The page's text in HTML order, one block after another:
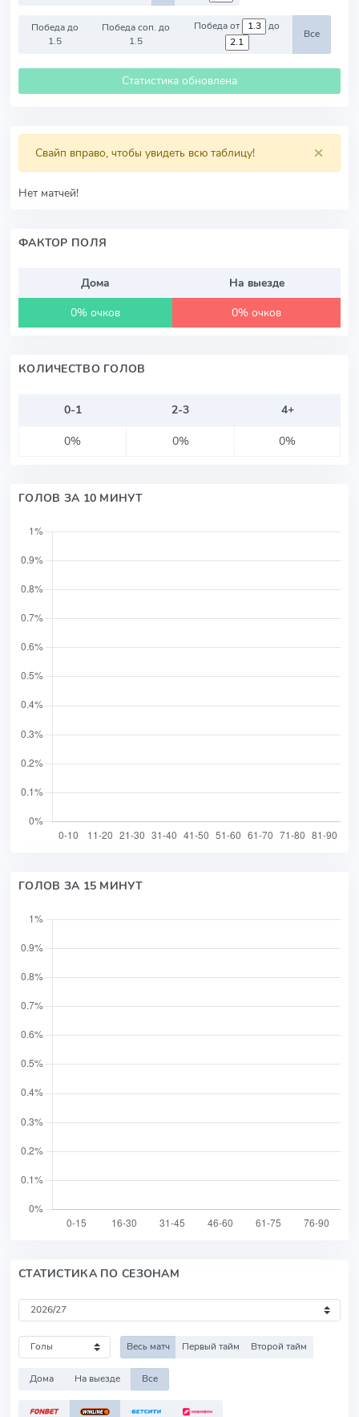
Победа до
1.5
Победа соп. до
1.5
Победа от до
Все
Статистика обновлена
×
Свайп вправо, чтобы увидеть всю таблицу!
Нет матчей!
ФАКТОР ПОЛЯ
Дома
На выезде
0% очков
0% очков
КОЛИЧЕСТВО ГОЛОВ
0-1 2-3
4+
0%
0% 0%
ГОЛОВ ЗА 10 МИНУТ
ГОЛОВ ЗА 15 МИНУТ
СТАТИСТИКА ПО СЕЗОНАМ
Весь матч Первый тайм Второй тайм
Дома На выезде Все